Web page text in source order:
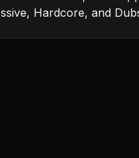
Hardcore, and